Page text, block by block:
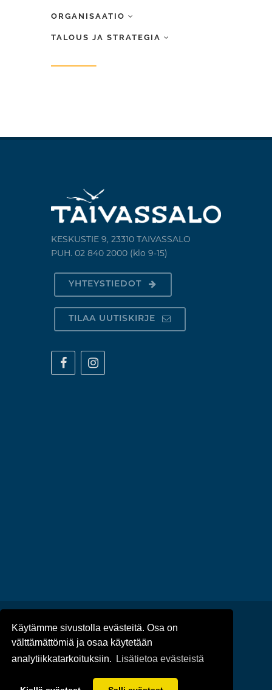
Käytämme sivustolla evästeitä. Osa on
välttämättömiä ja osaa käytetään
analytiikkatarkoituksiin.
Lisätietoa evästeistä
ORGANISAATIO
TALOUS JA STRATEGIA
KESKUSTIE 9, 23310 TAIVASSALO
PUH. 02 840 2000 (klo 9-15)
YHTEYSTIEDOT
TILAA UUTISKIRJE
Ajankohtaista /Tapahtumat
Tietosuoja / Saavutettavuus